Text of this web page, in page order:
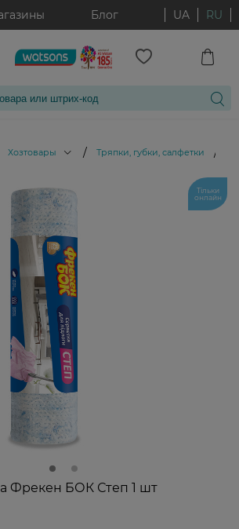
Блог UA RU
Хозтовары / Тряпки, губки, салфетки /
Тільки
онлайн
Фрекен БОК Степ 1 шт